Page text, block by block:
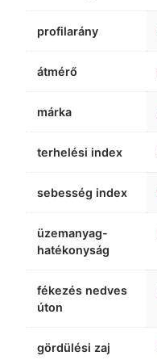
profilarány
átmérő
márka
terhelési index
sebesség index
üzemanyag-
hatékonyság
fékezés nedves
úton
gördülési zaj